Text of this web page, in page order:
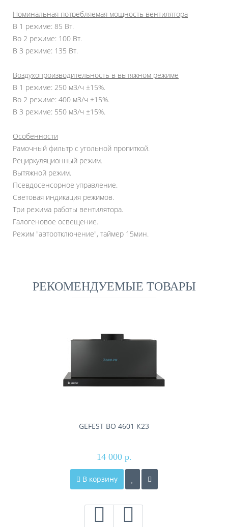
Номинальная потребляемая мощность вентилятора
В 1 режиме: 85 Вт.
Во 2 режиме: 100 Вт.
В 3 режиме: 135 Вт.
Воздухопроизводительность в вытяжном режиме
В 1 режиме: 250 м3/ч ±15%.
Во 2 режиме: 400 м3/ч ±15%.
В 3 режиме: 550 м3/ч ±15%.
Особенности
Рамочный фильтр с угольной пропиткой.
Рециркуляционный режим.
Вытяжной режим.
Псевдосенсорное управление.
Световая индикация режимов.
Три режима работы вентилятора.
Галогеновое освещение.
Режим "автоотключение", таймер 15мин.
РЕКОМЕНДУЕМЫЕ ТОВАРЫ
GEFEST ВО 4601 К23
14 000 р.
В корзину